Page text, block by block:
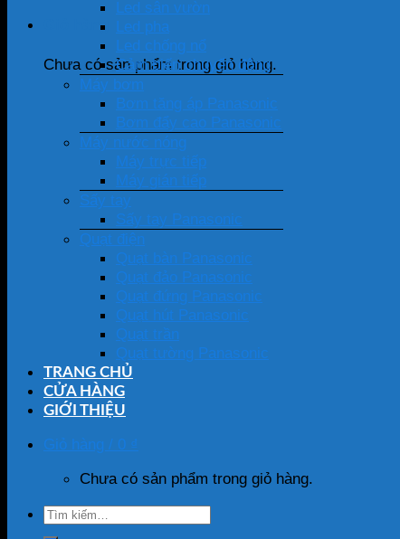
Giỏ hàng
Chưa có sản phẩm trong giỏ hàng.
Led sân vườn
Led pha
Led chống nổ
Cảm biến chuyển động
Máy bơm
Bơm tăng áp Panasonic
Bơm đẩy cao Panasonic
Máy nước nóng
Máy trực tiếp
Máy gián tiếp
Sấy tay
Sấy tay Panasonic
Quạt điện
Quạt bàn Panasonic
Quạt đảo Panasonic
Quạt đứng Panasonic
Quạt hút Panasonic
Quạt trần
Quạt tường Panasonic
TRANG CHỦ
CỬA HÀNG
GIỚI THIỆU
Giỏ hàng / 0 ₫
Chưa có sản phẩm trong giỏ hàng.
Tìm